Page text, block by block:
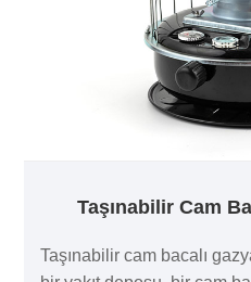
Taşınabilir Cam
Taşınabilir cam bacalı